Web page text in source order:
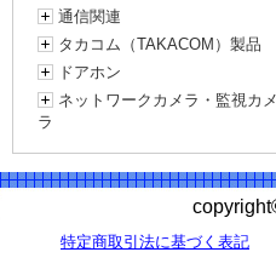
通信関連
タカコム（TAKACOM）製品
ドアホン
ネットワークカメラ・監視カメ
ラ
特定商取引法に基づく表記